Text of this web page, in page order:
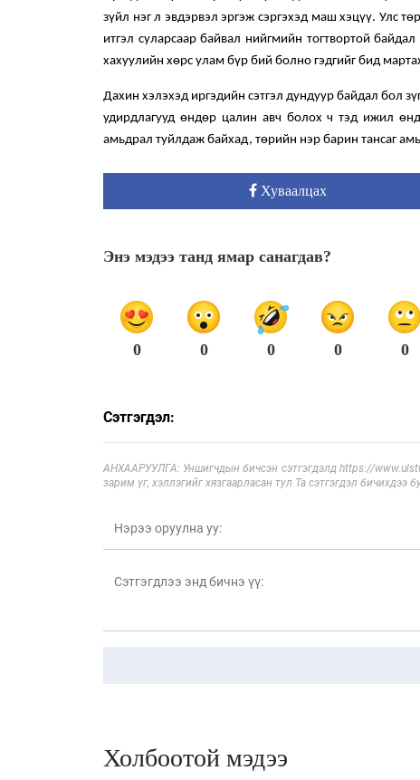
зүйл нэг л эвдэрвэл эргэж сэргэхэд маш хэцүү. Улс
итгэл суларсаар байвал нийгмийн тогтвортой
хахуулийн хөрс улам бүр бий болно гэдгийг бид
Дахин хэлэхэд иргэдийн сэтгэл дундуур байдал бол
удирдлагууд өндөр цалин авч болох ч тэд ижил
амьдрал туйлдаж байхад, төрийн нэр барин тансаг
Хуваалцах
Энэ мэдээ танд ямар санагдав?
0 0 0 0 0
Сэтгэгдэл:
АНХААРУУЛГА: Уншигчдын бичсэн сэтгэгдэлд https://
зарим үг, хэллэгийг хязгаарласан тул Та сэтгэгдэл бичихдээ
Холбоотой мэдээ